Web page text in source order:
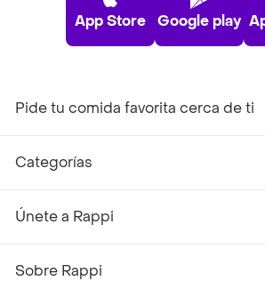
App Store Google play
Pide tu comida favorita cerca de ti
Categorías
Únete a Rappi
Sobre Rappi